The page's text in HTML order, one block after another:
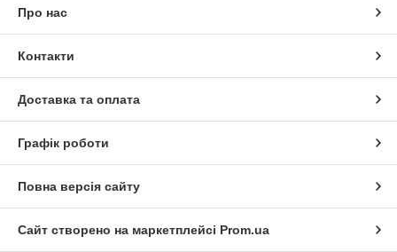
Про нас
Контакти
Доставка та оплата
Графік роботи
Повна версія сайту
Сайт створено на маркетплейсі Prom.ua